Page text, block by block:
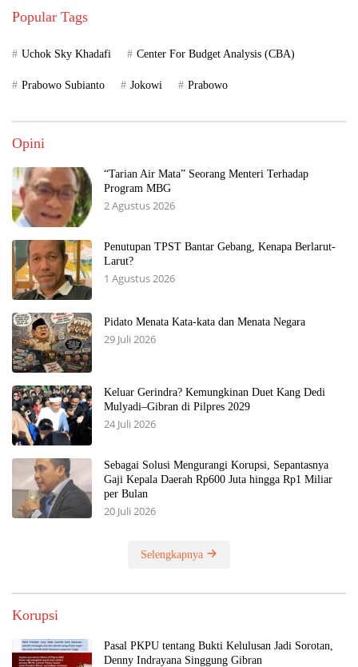
Popular Tags
Uchok Sky Khadafi Center For Budget Analysis (CBA)
Prabowo Subianto Jokowi Prabowo
Opini
“Tarian Air Mata” Seorang Menteri Terhadap
Program MBG
2 Agustus 2026
Penutupan TPST Bantar Gebang, Kenapa Berlarut-
Larut?
1 Agustus 2026
Pidato Menata Kata-kata dan Menata Negara
29 Juli 2026
Keluar Gerindra? Kemungkinan Duet Kang Dedi
Mulyadi–Gibran di Pilpres 2029
24 Juli 2026
Sebagai Solusi Mengurangi Korupsi, Sepantasnya
Gaji Kepala Daerah Rp600 Juta hingga Rp1 Miliar
per Bulan
20 Juli 2026
Selengkapnya
Korupsi
Pasal PKPU tentang Bukti Kelulusan Jadi Sorotan,
Denny Indrayana Singgung Gibran